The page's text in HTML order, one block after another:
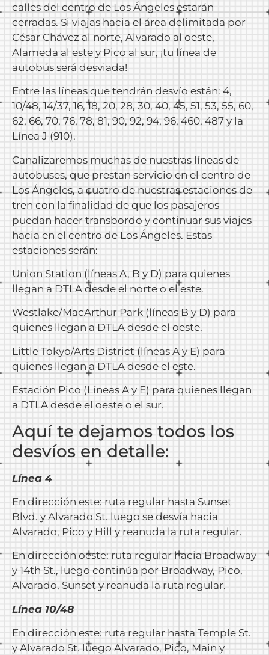
calles del centro de Los Ángeles estarán
cerradas. Si viajas hacia el área delimitada por
César Chávez al norte, Alvarado al oeste,
Alameda al este y Pico al sur, ¡tu línea de
autobús será desviada!
Entre las líneas que tendrán desvío están: 4,
10/48, 14/37, 16, 18, 20, 28, 30, 40, 45, 51, 53, 55, 60,
62, 66, 70, 76, 78, 81, 90, 92, 94, 96, 460, 487 y la
Línea J (910).
Canalizaremos muchas de nuestras líneas de
autobuses, que prestan servicio en el centro de
Los Ángeles, a cuatro de nuestras estaciones de
tren con la finalidad de que los pasajeros
puedan hacer transbordo y continuar sus viajes
hacia en el centro de Los Ángeles. Estas
estaciones serán:
Union Station (líneas A, B y D) para quienes
llegan a DTLA desde el norte o el este.
Westlake/MacArthur Park (líneas B y D) para
quienes llegan a DTLA desde el oeste.
Little Tokyo/Arts District (líneas A y E) para
quienes llegan a DTLA desde el este.
Estación Pico (Líneas A y E) para quienes llegan
a DTLA desde el oeste o el sur.
Aquí te dejamos todos los
desvíos en detalle:
Línea 4
En dirección este: ruta regular hasta Sunset
Blvd. y Alvarado St. luego se desvía hacia
Alvarado, Pico y Hill y reanuda la ruta regular.
En dirección oeste: ruta regular hacia Broadway
y 14th St., luego continúa por Broadway, Pico,
Alvarado, Sunset y reanuda la ruta regular.
Línea 10/48
En dirección este: ruta regular hasta Temple St.
y Alvarado St. luego Alvarado, Pico, Main y